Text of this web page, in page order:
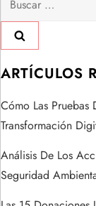
i
ó
n
d
e
e
ARTÍCULOS
Cómo Las
Transformación
Análisis De Los
Seguridad